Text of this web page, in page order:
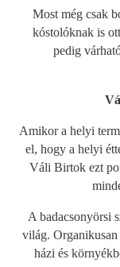
Most még csak
kóstolóknak is
pedig
Amikor a helyi
el, hogy a helyi
Váli Birtok ezt
A badacsonyörsi
világ.
házi és